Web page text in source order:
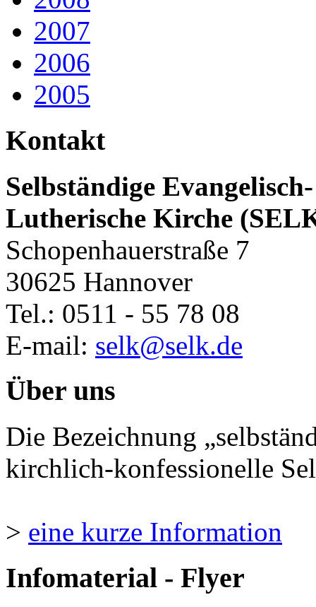
2007
2006
2005
Kontakt
Selbständige Evangelisch-
Lutherische Kirche
Schopenhauerstraße 7
30625 Hannover
Tel.: 0511 - 55 78 08
E-mail: selk@selk.de
Über uns
Die Bezeichnung
kirchlich-konfessionelle
> eine kurze Information
Infomaterial - Flyer